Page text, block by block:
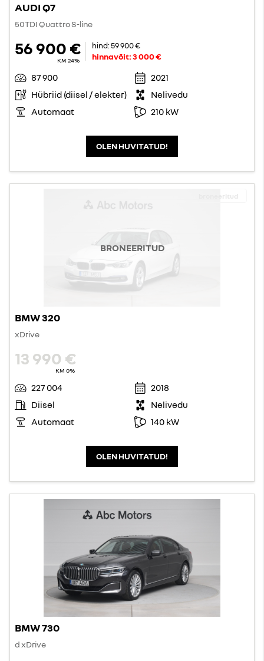
AUDI Q7
50TDI Quattro S-line
56 900 €
KM 24%
hind:59 900 €
hinnavõit:3 000 €
87 900
2021
Hübriid (diisel / elekter)
Nelivedu
Automaat
210 kW
OLEN HUVITATUD!
BRONEERITUD
BMW 320
xDrive
13 990 €
KM 0%
227 004
2018
Diisel
Nelivedu
Automaat
140 kW
OLEN HUVITATUD!
BMW 730
d xDrive